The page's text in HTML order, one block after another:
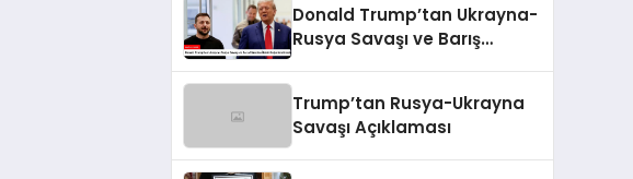
Donald Trump’tan Ukrayna-
Rusya Savaşı ve Barış
Trump’tan Rusya-Ukrayna
Savaşı Açıklaması